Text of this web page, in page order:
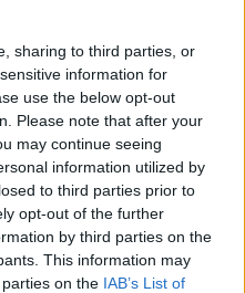
sharing to third parties, or
information for
use the below opt-out
Please note that after your
may continue seeing
information utilized by
to third parties prior to
opt-out of the further
by third parties on the
This information may
on the IAB’s List of